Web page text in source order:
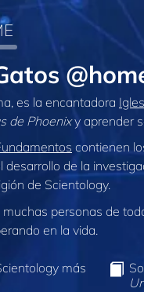
es la encantadora
de Phoenixy aprender
contienen
de la
de Scientology.
personas de
en la vida.
más